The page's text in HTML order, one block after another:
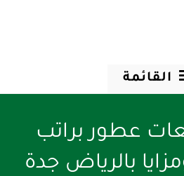
القائمة
عطور براتب
ومزايا بالرياض جدة